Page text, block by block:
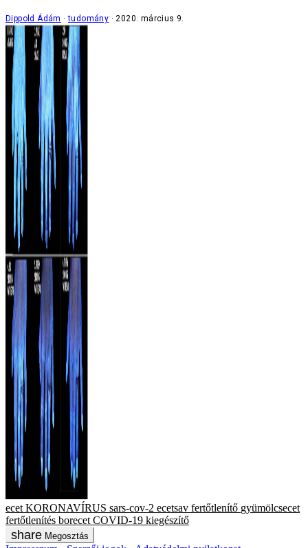
Dippold Ádám tudomány 2020. március 9.
ecet KORONAVÍRUS sars-cov-2 ecetsav fertőtlenítő gyümölcsecet
fertőtlenítés borecet COVID-19 kiegészítő
Megosztás